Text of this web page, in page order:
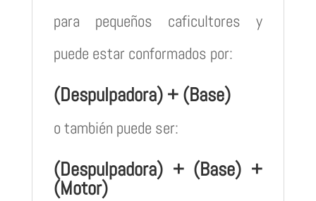
para pequeños caficultores y
puede estar conformados por:
(Despulpadora) + (Base)
o también puede ser:
(Despulpadora) + (Base) +
(Motor)